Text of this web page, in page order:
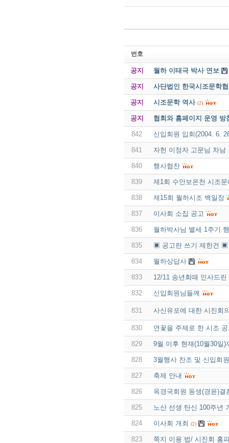
번호
공지 월하 이태극 박사 연보
공지 사단법인 한국시조문학
공지 시조문학 역사 (2)
공지 협회와 홈페이지 운영 방
842 신입회원 입회(2004. 6.
841 자헌 이정자 고문님 차남
840 행사협찬
839 제1회 수안보온천 시조
838 제15회 월하시조 백일장
837 이사회 소집 공고
836 월하박사님 별세 1주기
835 ▣ 공고란 쓰기 제한건 ▣
834 월하상답사
833 12/11 송년회때 인사드
832 신입회원님들께
831 사신유포에 대한 시진회
830 연꽃을 주제로 한 시조 공
829 9월 이후 현재(10월30일
828 3월행사 찬조 및 신입회
827 축제 안내
826 옥경국회원 동생(경윤)결
825 노산 선생 탄신 100주년
824 이사회 개최 (2)
823 쪽지 이용 법/ 시진회 홈